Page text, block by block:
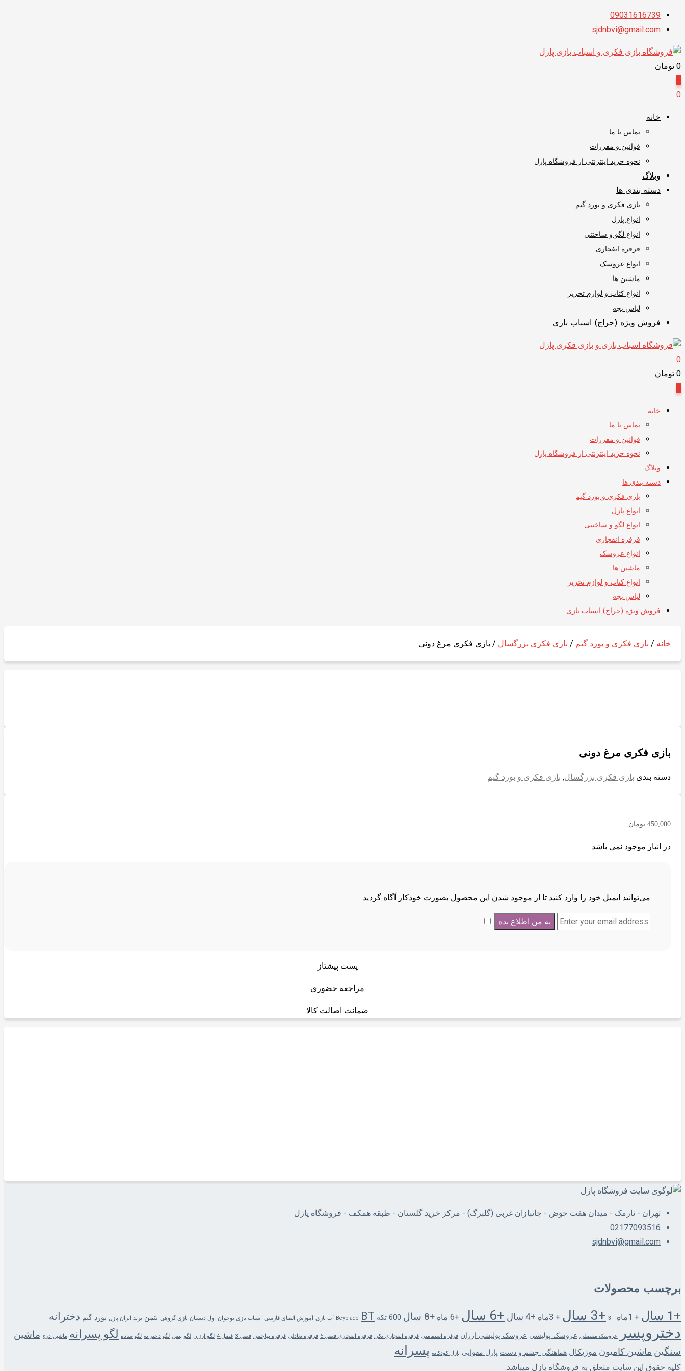
پرش
محتوا
09031616739
sjdnbvi@gmail.com
0 تومان
0
خانه
تماس با ما
قوانین و مقررات
نحوه خرید اینترنتی از فروشگاه پازل
وبلاگ
دسته بندی ها
بازی فکری و بورد گیم
انواع پازل
انواع لگو و ساختنی
فرفره انفجاری
انواع عروسک
ماشین ها
انواع کتاب و لوازم تحریر
لباس بچه
فروش ویژه (حراج) اسباب بازی
0
0 تومان
خانه
تماس با ما
قوانین و مقررات
نحوه خرید اینترنتی از فروشگاه پازل
وبلاگ
دسته بندی ها
بازی فکری و بورد گیم
انواع پازل
انواع لگو و ساختنی
فرفره انفجاری
انواع عروسک
ماشین ها
انواع کتاب و لوازم تحریر
لباس بچه
فروش ویژه (حراج) اسباب بازی
خانه / بازی فکری و بورد گیم / بازی فکری بزرگسال / بازی فکری مرغ دونی
بازی فکری مرغ دونی
دسته بندی بازی فکری بزرگسال, بازی فکری و بورد گیم
450,000 تومان
در انبار موجود نمی باشد
می‌توانید ایمیل خود را وارد کنید تا از موجود شدن این محصول بصورت خودکار آگاه گردید.
پست پیشتاز
مراجعه حضوری
ضمانت اصالت کالا
تهران - نارمک - میدان هفت حوض - جانبازان غربی (گلبرگ) - مرکز خرید گلستان - طبقه همکف - فروشگاه پازل
02177093516
sjdnbvi@gmail.com
برچسب محصولات
+1 سال + 1ماه +3 +3 سال + 3ماه +4 سال +6 سال +6 ماه +8 سال 600 تکه Beyblade BT آب بازی آموزش الفبای فارسی اسباب بازی نوجوان اول دبستان بازی گروهی بتمن برند ایران پازل بورد گیم دخترانه
دختروپسر عروسک مفصلی عروسک پولیشی عروسک پولیشی ارزان فرفره استقامتی فرفره انفجاری تکی فرفره انفجاری فصل 6 فرفره تعادلی فرفره تهاجمی فصل 3 فصل 4 لگو ارزان لگو بتمن لگو دخترانه لگو ساده لگو پسرانه ماشین درج ماشین
سنگین ماشین کامیون موزیکال هماهنگی چشم و دست پازل مقوایی پازل کودکانه پسرانه
کلیه حقوق این سایت متعلق به فروشگاه پازل میباشد.